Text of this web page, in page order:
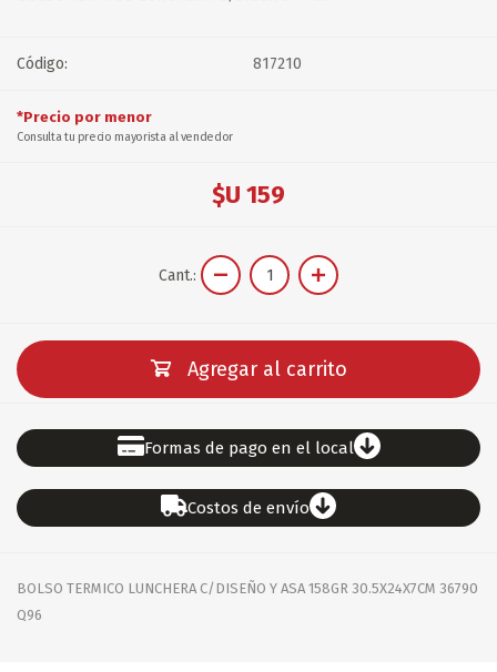
Código: 817210
*Precio por menor
Consulta tu precio mayorista al vendedor
$U 159
Cant.:
Agregar al carrito
Formas de pago en el local
Costos de envío
BOLSO TERMICO LUNCHERA C/DISEÑO Y ASA 158GR 30.5X24X7CM 36790
Q96